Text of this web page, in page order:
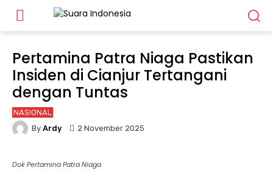
Pertamina Patra Niaga Pastikan
Insiden di Cianjur Tertangani
dengan Tuntas
NASIONAL
By Ardy 2 November 2025
Dok Pertamina Patra Niaga